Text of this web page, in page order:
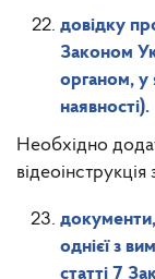
довідку
Законом
органом, у
наявності).
Необхідно
відеоінструкція
однієї з
статті 7